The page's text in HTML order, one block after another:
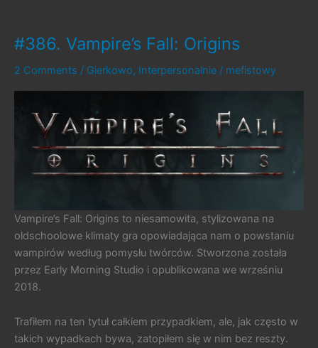
#386. Vampire’s Fall: Origins
2 Comments / Gierkowo, Interpersonalnie / mefistowy
Vampire’s Fall: Origins to niesamowita, stylizowana na
oldschoolowe klimaty gra opowiadająca nam o powstaniu
wampirów według pomysłu twórców. Stworzona została
przez Early Morning Studio i opublikowana we wrześniu
2018.
Trafiłem na ten tytuł całkiem przypadkiem, ale, jak często w
takich wypadkach bywa, zatopiłem się w nim bez reszty.